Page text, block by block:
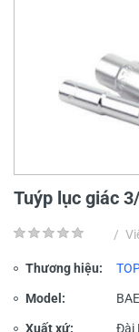
Tuýp lục giác
/
Thương hiệu:
Model:
Xuất xứ: Đài